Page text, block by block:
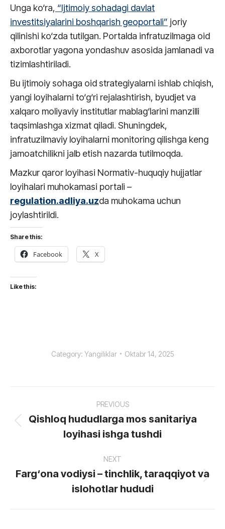
Unga ko‘ra, “Ijtimoiy sohadagi davlat
investitsiyalarini boshqarish geoportali” joriy
qilinishi ko‘zda tutilgan. Portalda infratuzilmaga oid
axborotlar yagona yondashuv asosida jamlanadi va
tizimlashtiriladi.
Bu ijtimoiy sohaga oid strategiyalarni ishlab chiqish,
yangi loyihalarni to‘g‘ri rejalashtirish, byudjet va
xalqaro moliyaviy institutlar mablag‘larini manzilli
taqsimlashga xizmat qiladi. Shuningdek,
infratuzilmaviy loyihalarni monitoring qilishga keng
jamoatchilikni jalb etish nazarda tutilmoqda.
Mazkur qaror loyihasi Normativ-huquqiy hujjatlar
loyihalari muhokamasi portali –
regulation.adliya.uzda muhokama uchun
joylashtirildi.
Share this:
Facebook X
Like this:
Category: Yangiliklar Oktabr 14, 2025
navigation
PREVIOUS
Previous
post:
Qishloq hududlarga mos sanitariya
loyihasi ishga tushdi
NEXT
post:
Farg‘ona vodiysi – tinchlik, taraqqiyot va
islohotlar hududi